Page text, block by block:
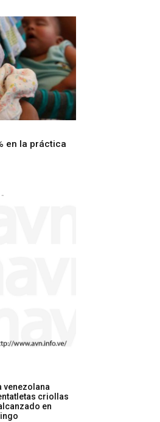
en la práctica
-
venezolana
criollas
en